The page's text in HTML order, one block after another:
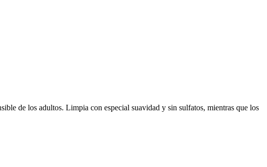
de los adultos. Limpia con especial suavidad y sin sulfatos, mientras que los